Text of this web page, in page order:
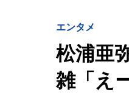
エンタメ
松浦亜
雑「え